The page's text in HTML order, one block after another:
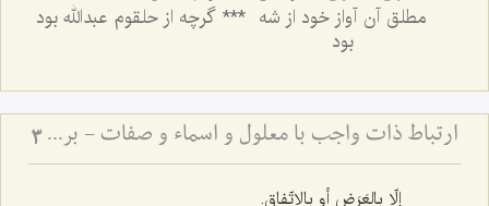
مطلق آن آواز خود از شه
بود
*** گرچه از حلقوم عبدالله بود
ارتباط ذات واجب با معلول و اسماء و صفات - بررسی پیوند علت، معلول و فیض الهی 3
إلّا بالعَرَض أو بالاتّفاق.